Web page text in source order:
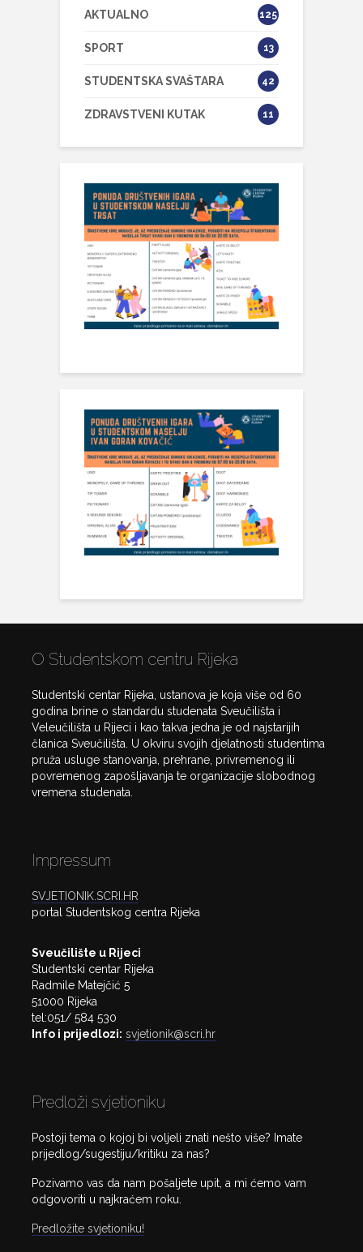
AKTUALNO 125
SPORT 13
STUDENTSKA SVAŠTARA 42
ZDRAVSTVENI KUTAK 11
O Studentskom centru Rijeka
Studentski centar Rijeka, ustanova je koja više od 60
godina brine o standardu studenata Sveučilišta i
Veleučilišta u Rijeci i kao takva jedna je od najstarijih
članica Sveučilišta. U okviru svojih djelatnosti studentima
pruža usluge stanovanja, prehrane, privremenog ili
povremenog zapošljavanja te organizacije slobodnog
vremena studenata.
Impressum
SVJETIONIK.SCRI.HR
portal Studentskog centra Rijeka
Sveučilište u Rijeci
Studentski centar Rijeka
Radmile Matejčić 5
51000 Rijeka
tel:051/ 584 530
Info i prijedlozi: svjetionik@scri.hr
Predloži svjetioniku
Postoji tema o kojoj bi voljeli znati nešto više? Imate
prijedlog/sugestiju/kritiku za nas?
Pozivamo vas da nam pošaljete upit, a mi ćemo vam
odgovoriti u najkraćem roku.
Predložite svjetioniku!